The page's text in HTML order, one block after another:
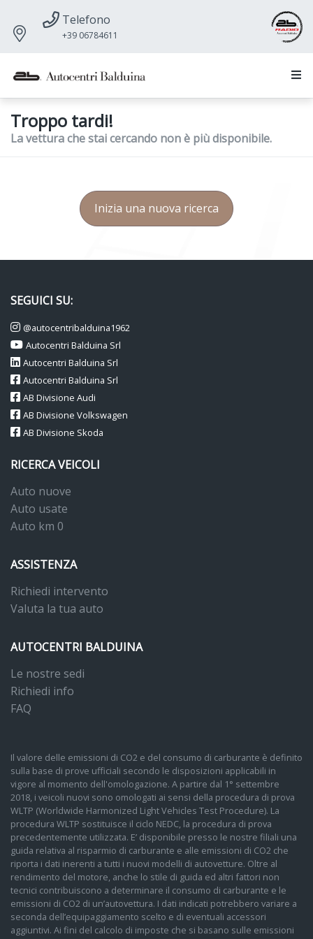
Telefono
+39 06784611
Troppo tardi!
La vettura che stai cercando non è più disponibile.
Inizia una nuova ricerca
SEGUICI SU:
@autocentribalduina1962
Autocentri Balduina Srl
Autocentri Balduina Srl
Autocentri Balduina Srl
AB Divisione Audi
AB Divisione Volkswagen
AB Divisione Skoda
RICERCA VEICOLI
Auto nuove
Auto usate
Auto km 0
ASSISTENZA
Richiedi intervento
Valuta la tua auto
AUTOCENTRI BALDUINA
Le nostre sedi
Richiedi info
FAQ
Il valore delle emissioni di CO2 e del consumo di carburante è definito
sulla base di prove ufficiali secondo le disposizioni applicabili in
vigore al momento dell'omologazione. A partire dal 1° settembre
2018, i veicoli nuovi sono omologati ai sensi della procedura di prova
WLTP (Worldwide Harmonized Light Vehicles Test Procedure). La
procedura WLTP sostituisce il ciclo NEDC, la procedura di prova
precedentemente utilizzata. E’ disponibile presso le nostre filiali una
guida relativa al risparmio di carburante e alle emissioni di CO2 che
riporta i dati inerenti a tutti i nuovi modelli di autovetture. Oltre al
rendimento del motore, anche lo stile di guida ed altri fattori non
tecnici contribuiscono a determinare il consumo di carburante e le
emissioni di CO2 di un’autovettura. I dati indicati potrebbero variare a
seconda dell’equipaggiamento scelto e di eventuali accessori
aggiuntivi. Ai fini del calcolo di imposte che si basano sulle emissioni